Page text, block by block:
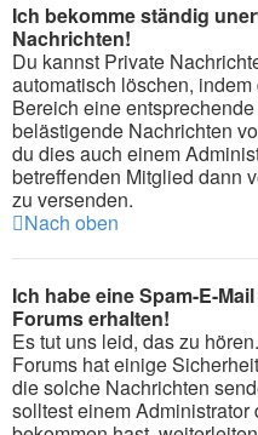
Ich bekomme ständig
Nachrichten!
Du kannst Private
automatisch löschen,
Bereich eine
belästigende Nachrichten
du dies auch einem
betreffenden Mitglied dann
zu versenden.
Nach oben
Ich habe eine Spam-E-
Forums erhalten!
Es tut uns leid, das zu
Forums hat einige
die solche Nachrichten
solltest einem